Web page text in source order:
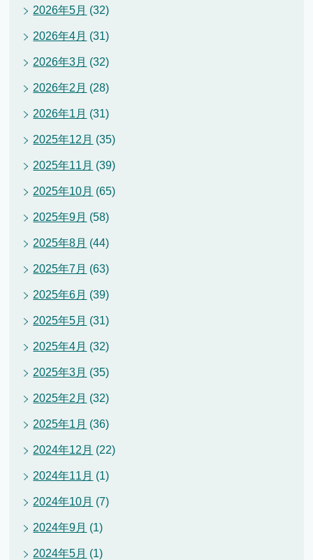
2026年5月 (32)
2026年4月 (31)
2026年3月 (32)
2026年2月 (28)
2026年1月 (31)
2025年12月 (35)
2025年11月 (39)
2025年10月 (65)
2025年9月 (58)
2025年8月 (44)
2025年7月 (63)
2025年6月 (39)
2025年5月 (31)
2025年4月 (32)
2025年3月 (35)
2025年2月 (32)
2025年1月 (36)
2024年12月 (22)
2024年11月 (1)
2024年10月 (7)
2024年9月 (1)
2024年5月 (1)